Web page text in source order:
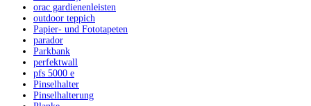
orac gardienenleisten
outdoor teppich
Papier- und Fototapeten
parador
Parkbank
perfektwall
pfs 5000 e
Pinselhalter
Pinselhalterung